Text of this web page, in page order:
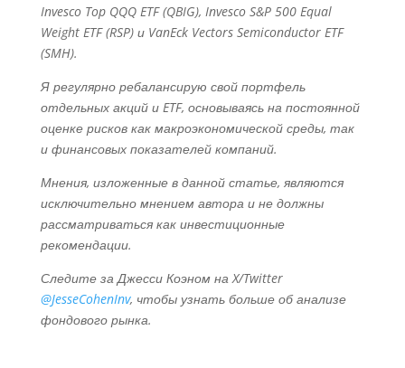
Invesco Top QQQ ETF (QBIG), Invesco S&P 500 Equal
Weight ETF (RSP) и VanEck Vectors Semiconductor ETF
(SMH).
Я регулярно ребалансирую свой портфель
отдельных акций и ETF, основываясь на постоянной
оценке рисков как макроэкономической среды, так
и финансовых показателей компаний.
Мнения, изложенные в данной статье, являются
исключительно мнением автора и не должны
рассматриваться как инвестиционные
рекомендации.
Следите за Джесси Коэном на X/Twitter
@JesseCohenInv, чтобы узнать больше об анализе
фондового рынка.